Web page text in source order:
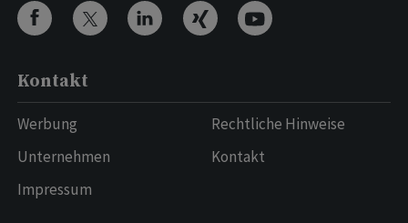
Kontakt
Werbung
Unternehmen
Impressum
Rechtliche Hinweise
Kontakt